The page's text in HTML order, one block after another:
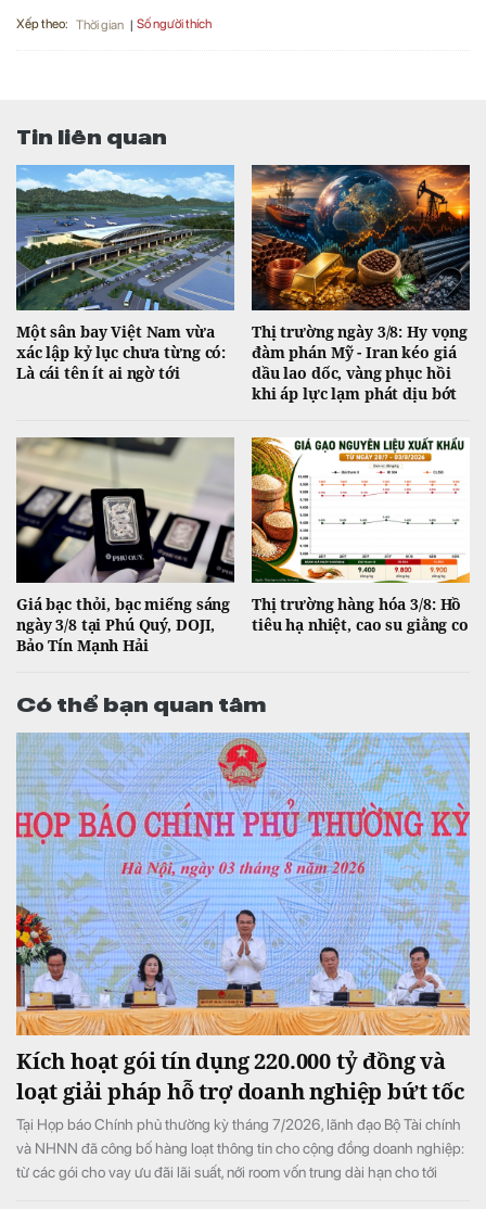
Xếp theo: Thời gian Số người thích
Tin liên quan
Một sân bay Việt Nam vừa
xác lập kỷ lục chưa từng có:
Là cái tên ít ai ngờ tới
Thị trường ngày 3/8: Hy vọng
đàm phán Mỹ - Iran kéo giá
dầu lao dốc, vàng phục hồi
khi áp lực lạm phát dịu bớt
Giá bạc thỏi, bạc miếng sáng
ngày 3/8 tại Phú Quý, DOJI,
Bảo Tín Mạnh Hải
Thị trường hàng hóa 3/8: Hồ
tiêu hạ nhiệt, cao su giằng co
Có thể bạn quan tâm
Kích hoạt gói tín dụng 220.000 tỷ đồng và
loạt giải pháp hỗ trợ doanh nghiệp bứt tốc
Tại Họp báo Chính phủ thường kỳ tháng 7/2026, lãnh đạo Bộ Tài chính
và NHNN đã công bố hàng loạt thông tin cho cộng đồng doanh nghiệp:
từ các gói cho vay ưu đãi lãi suất, nới room vốn trung dài hạn cho tới